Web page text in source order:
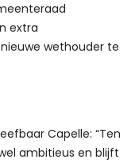
extra
wethouder te
Capelle: “Ten
ambitieus en blijft